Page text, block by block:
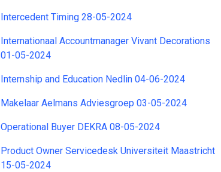
Intercedent Timing 28-05-2024
Internationaal Accountmanager Vivant Decorations
01-05-2024
Internship and Education Nedlin 04-06-2024
Makelaar Aelmans Adviesgroep 03-05-2024
Operational Buyer DEKRA 08-05-2024
Product Owner Servicedesk Universiteit Maastricht
15-05-2024